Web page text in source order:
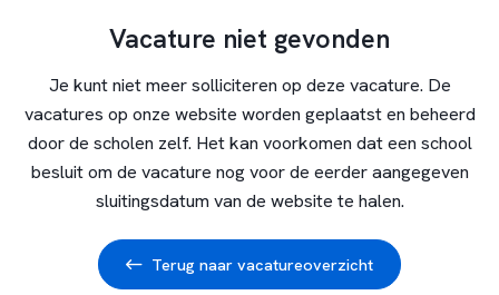
Vacature niet gevonden
Je kunt niet meer solliciteren op deze vacature. De
vacatures op onze website worden geplaatst en beheerd
door de scholen zelf. Het kan voorkomen dat een school
besluit om de vacature nog voor de eerder aangegeven
sluitingsdatum van de website te halen.
Terug naar vacatureoverzicht